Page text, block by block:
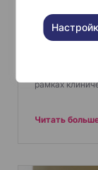
В течение
прежде чем
лет он
чтобы пройти
способность
рамках
Читать